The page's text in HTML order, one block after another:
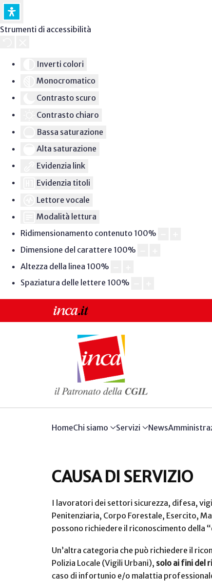
Strumenti di accessibilità
Inverti colori
Monocromatico
Contrasto scuro
Contrasto chiaro
Bassa saturazione
Alta saturazione
Evidenzia link
Evidenzia titoli
Lettore vocale
Modalità lettura
Ridimensionamento contenuto 100%
Dimensione del carattere 100%
Altezza della linea 100%
Spaziatura delle lettere 100%
HomeChi siamo Servizi News
CAUSA DI SERVIZIO
I lavoratori dei settori sicurezza, difesa,
Penitenziaria, Corpo Forestale, Esercito,
possono richiedere il riconoscimento della
Un’altra categoria che può richiedere il
Polizia Locale (Vigili Urbani), solo ai fini del
caso di infortunio e/o malattia